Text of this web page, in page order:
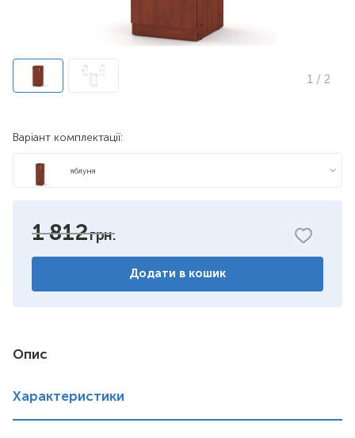
1 / 2
Варіант комплектації:
яблуня
горіх
1 812
Додати в кошик
Опис
Характеристики